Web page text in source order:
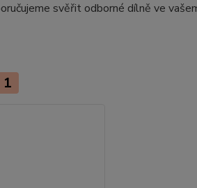
svěřit odborné dílně ve
1